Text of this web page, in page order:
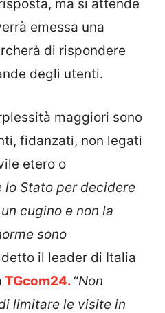
ma si attende
emessa una
di rispondere
degli utenti.
maggiori sono
fidanzati, non legati
etero o
lo Stato per decidere
cugino e non la
sono
detto il leader di Italia
TGcom24. “Non
limitare le visite in